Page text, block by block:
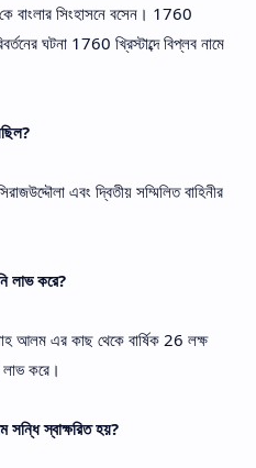
বাংলার সিংহাসনে বসেন। 1760
ঘটনা 1760 খ্রিস্টাব্দে বিপ্লব নামে
এবং দ্বিতীয় সম্মিলিত বাহিনীর
লাভ করে?
আলম এর কাছ থেকে বার্ষিক 26 লক্ষ
লাভ করে।
সন্ধি স্বাক্ষরিত হয়?